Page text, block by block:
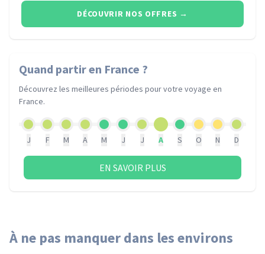
DÉCOUVRIR NOS OFFRES →
Quand partiren France ?
Découvrez les meilleures périodes pour votre voyage en
France.
J F M A M J J A S O N D
EN SAVOIR PLUS
À ne pas manquer dans les environs